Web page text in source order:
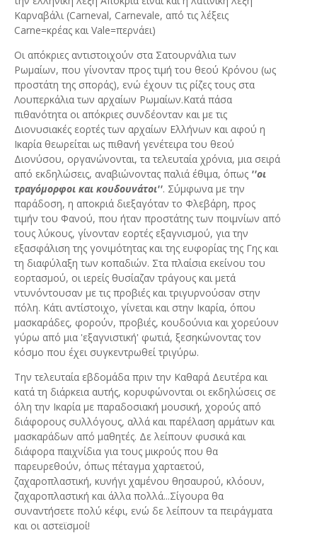
Καρναβάλι (Carneval, Carnevale, από τις λέξεις
Carne=κρέας και Vale=περνάει)
Οι απόκριες αντιστοιχούν στα Σατουρνάλια των
Ρωμαίων, που γίνονταν προς τιμή του θεού Κρόνου (ως
προστάτη της σποράς), ενώ έχουν τις ρίζες τους στα
Λουπερκάλια των αρχαίων Ρωμαίων.Κατά πάσα
πιθανότητα οι απόκριες συνδέονταν και με τις
Διονυσιακές εορτές των αρχαίων Ελλήνων και αφού η
Ικαρία θεωρείται ως πιθανή γενέτειρα του θεού
Διονύσου, οργανώνονται, τα τελευταία χρόνια, μια σειρά
από εκδηλώσεις, αναβιώνοντας παλιά έθιμα, όπως ''οι
τραγόμορφοι και κουδουνάτοι''. Σύμφωνα με την
παράδοση, η αποκριά διεξαγόταν το Φλεβάρη, προς
τιμήν του Φανού, που ήταν προστάτης των ποιμνίων από
τους λύκους, γίνονταν εορτές εξαγνισμού, για την
εξασφάλιση της γονιμότητας και της ευφορίας της Γης και
τη διαφύλαξη των κοπαδιών. Στα πλαίσια εκείνου του
εορτασμού, οι ιερείς θυσίαζαν τράγους και μετά
ντυνόντουσαν με τις προβιές και τριγυρνούσαν στην
πόλη. Κάτι αντίστοιχο, γίνεται και στην Ικαρία, όπου
μασκαράδες, φορούν, προβιές, κουδούνια και χορεύουν
γύρω από μια 'εξαγνιστική' φωτιά, ξεσηκώνοντας τον
κόσμο που έχει συγκεντρωθεί τριγύρω.
Την τελευταία εβδομάδα πριν την Καθαρά Δευτέρα και
κατά τη διάρκεια αυτής, κορυφώνονται οι εκδηλώσεις σε
όλη την Ικαρία με παραδοσιακή μουσική, χορούς από
διάφορους συλλόγους, αλλά και παρέλαση αρμάτων και
μασκαράδων από μαθητές. Δε λείπουν φυσικά και
διάφορα παιχνίδια για τους μικρούς που θα
παρευρεθούν, όπως πέταγμα χαρταετού,
ζαχαροπλαστική, κυνήγι χαμένου θησαυρού, κλόουν,
ζαχαροπλαστική και άλλα πολλά...Σίγουρα θα
συναντήσετε πολύ κέφι, ενώ δε λείπουν τα πειράγματα
και οι αστεϊσμοί!